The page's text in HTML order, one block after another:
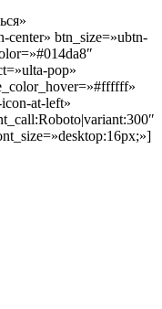
btn_size=»ubtn-
pop»
at-left»